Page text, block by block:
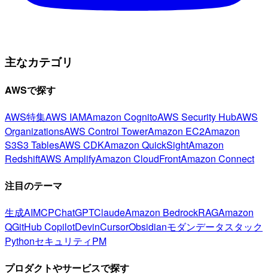
主なカテゴリ
AWSで探す
AWS特集AWS IAMAmazon CognitoAWS Security HubAWS
OrganizationsAWS Control TowerAmazon EC2Amazon
S3S3 TablesAWS CDKAmazon QuickSightAmazon
RedshiftAWS AmplifyAmazon CloudFrontAmazon Connect
注目のテーマ
生成AIMCPChatGPTClaudeAmazon BedrockRAGAmazon
QGitHub CopilotDevinCursorObsidianモダンデータスタック
PythonセキュリティPM
プロダクトやサービスで探す